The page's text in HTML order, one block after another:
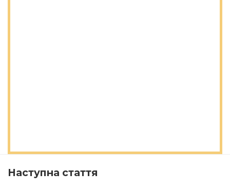
Наступна стаття